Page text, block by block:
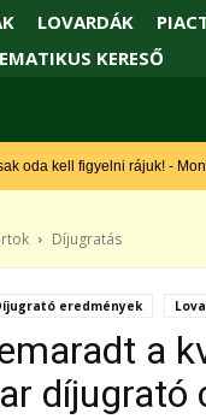
LOVARDÁK
KERESŐ
oda kell figyelni rájuk! - Monty
Díjugratás
eredmények
a
díjugrató